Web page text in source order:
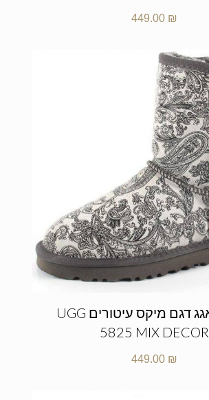
449.00 ₪
מגפי האגג דגם מיקס עיטורים UGG
5825 MIX DECOR
449.00 ₪